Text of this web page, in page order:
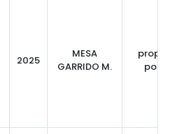
2025
MESA
GARRIDO M.
política